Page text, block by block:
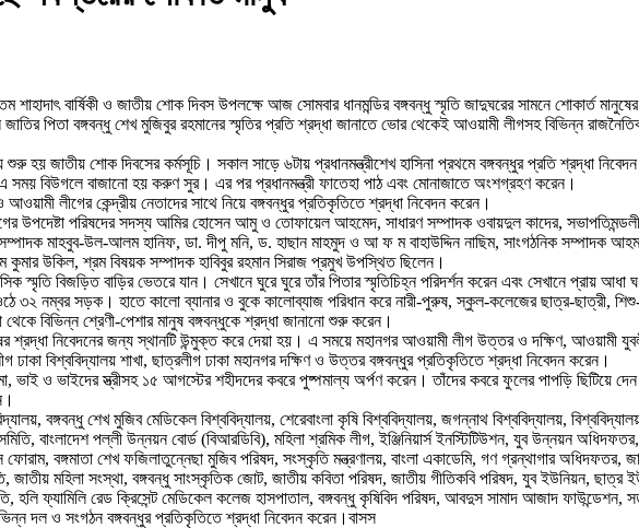
শাহাদাৎ বার্ষিকী ও জাতীয় শোক দিবস উপলক্ষে আজ সোমবার ধানমন্ডির বঙ্গবন্ধু স্মৃতি জাদুঘরের সামনে শোকার্ত
জাতির পিতা বঙ্গবন্ধু শেখ মুজিবুর রহমানের স্মৃতির প্রতি শ্রদ্ধা জানাতে ভোর থেকেই আওয়ামী লীগসহ বিভিন্ন
হয় জাতীয় শোক দিবসের কর্মসূচি। সকাল সাড়ে ৬টায় প্রধানমন্ত্রীশেখ হাসিনা প্রথমে বঙ্গবন্ধুর প্রতি শ্রদ্ধা
সময় বিউগলে বাজানো হয় করুণ সুর। এর পর প্রধানমন্ত্রী ফাতেহা পাঠ এবং মোনাজাতে অংশগ্রহণ করেন।
লীগের কেন্দ্রীয় নেতাদের সাথে নিয়ে বঙ্গবন্ধুর প্রতিকৃতিতে শ্রদ্ধা নিবেদন করেন।
উপদেষ্টা পরিষদের সদস্য আমির হোসেন আমু ও তোফায়েল আহমেদ, সাধারণ সম্পাদক ওবায়দুল কাদের,
মাহবুব-উল-আলম হানিফ, ডা. দীপু মনি, ড. হাছান মাহমুদ ও আ ফ ম বাহাউদ্দিন নাছিম, সাংগঠনিক সম্পাদক
উকিল, শ্রম বিষয়ক সম্পাদক হাবিবুর রহমান সিরাজ প্রমুখ উপস্থিত ছিলেন।
স্মৃতি বিজড়িত বাড়ির ভেতরে যান। সেখানে ঘুরে ঘুরে তাঁর পিতার স্মৃতিচিহ্ন পরিদর্শন করেন এবং সেখানে প্রায়
৩২ নম্বর সড়ক। হাতে কালো ব্যানার ও বুকে কালোব্যাজ পরিধান করে নারী-পুরুষ, স্কুল-কলেজের ছাত্র-ছাত্রী,
বিভিন্ন শ্রেণী-পেশার মানুষ বঙ্গবন্ধুকে শ্রদ্ধা জানানো শুরু করেন।
শ্রদ্ধা নিবেদনের জন্য স্থানটি উন্মুক্ত করে দেয়া হয়। এ সময়ে মহানগর আওয়ামী লীগ উত্তর ও দক্ষিণ, আওয়ামী
ঢাকা বিশ্ববিদ্যালয় শাখা, ছাত্রলীগ ঢাকা মহানগর দক্ষিণ ও উত্তর বঙ্গবন্ধুর প্রতিকৃতিতে শ্রদ্ধা নিবেদন করেন।
মা, ভাই ও ভাইদের স্ত্রীসহ ১৫ আগস্টের শহীদদের কবরে পুষ্পমাল্য অর্পণ করেন। তাঁদের কবরে ফুলের পাপড়ি ছিটিয়ে
বঙ্গবন্ধু শেখ মুজিব মেডিকেল বিশ্ববিদ্যালয়, শেরেবাংলা কৃষি বিশ্ববিদ্যালয়, জগন্নাথ বিশ্ববিদ্যালয়,
বাংলাদেশ পল্লী উন্নয়ন বোর্ড (বিআরডিবি), মহিলা শ্রমিক লীগ, ইঞ্জিনিয়ার্স ইনস্টিটিউশন, যুব উন্নয়ন
ফোরাম, বঙ্গমাতা শেখ ফজিলাতুন্নেছা মুজিব পরিষদ, সংস্কৃতি মন্ত্রণালয়, বাংলা একাডেমি, গণ গ্রন্থাগার অধিদফতর,
জাতীয় মহিলা সংস্থা, বঙ্গবন্ধু সাংস্কৃতিক জোট, জাতীয় কবিতা পরিষদ, জাতীয় গীতিকবি পরিষদ, যুব ইউনিয়ন,
হলি ফ্যামিলি রেড ক্রিসেন্ট মেডিকেল কলেজ হাসপাতাল, বঙ্গবন্ধু কৃষিবিদ পরিষদ, আবদুস সামাদ আজাদ
দল ও সংগঠন বঙ্গবন্ধুর প্রতিকৃতিতে শ্রদ্ধা নিবেদন করেন।বাসস